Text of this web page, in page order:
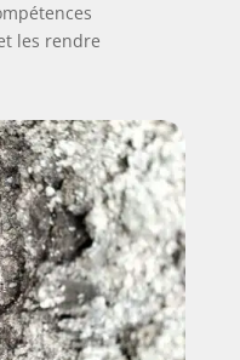
les rendre